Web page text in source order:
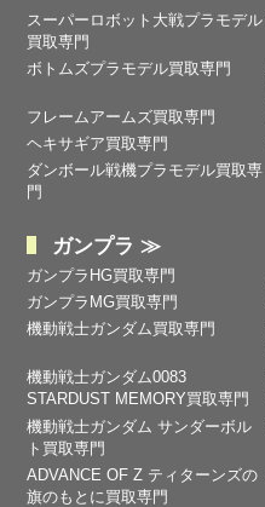
スーパーロボット大戦プラモデル
買取専門
ボトムズプラモデル買取専門
フレームアームズ買取専門
ヘキサギア買取専門
ダンボール戦機プラモデル買取専
門
ガンプラ ≫
ガンプラHG買取専門
ガンプラMG買取専門
機動戦士ガンダム買取専門
機動戦士ガンダム0083
STARDUST MEMORY買取専門
機動戦士ガンダム サンダーボル
ト買取専門
ADVANCE OF Ζ ティターンズの
旗のもとに買取専門